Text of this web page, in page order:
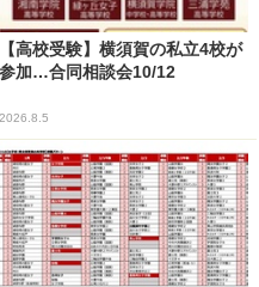
【高校受験】横須賀の私立4校が
参加…合同相談会10/12
2026.8.5